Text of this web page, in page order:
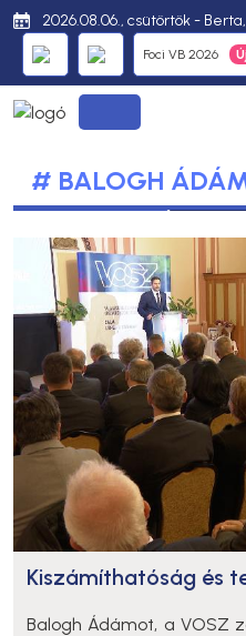
2026.08.06., csütörtök -
Foci VB 2026
# BALOGH
Kiszámíthatóság és
Balogh Ádámot, a VOSZ